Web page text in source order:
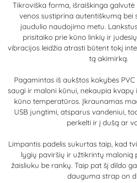
Tikroviška forma, išraiškinga galvutė
venos sustiprina autentiškumą bei
jaudulio naudojimo metu.
prisitaiko prie kūno linkių ir
vibracijos leidžia atrasti būtent tokį
tą akimirką.
Pagamintas iš aukštos kokybės
saugi ir maloni kūnui, nekaupia
kūno temperatūros. Įkraunamas
USB jungtimi, atsparus vandeniui,
perkelti ir į dušą ar
Limpantis padelis sukurtas taip, kad
lygių paviršių ir užtikrintų malonią
žaisliuku be rankų. Taip pat šį dildo
dauguma strap on